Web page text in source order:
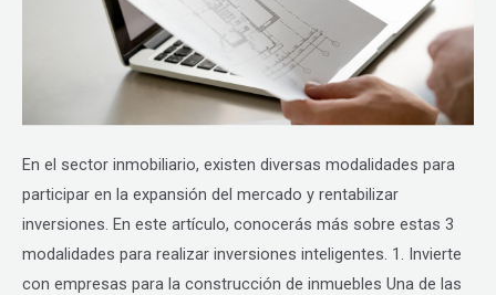
En el sector inmobiliario, existen diversas modalidades para
participar en la expansión del mercado y rentabilizar
inversiones. En este artículo, conocerás más sobre estas 3
modalidades para realizar inversiones inteligentes. 1. Invierte
con empresas para la construcción de inmuebles Una de las